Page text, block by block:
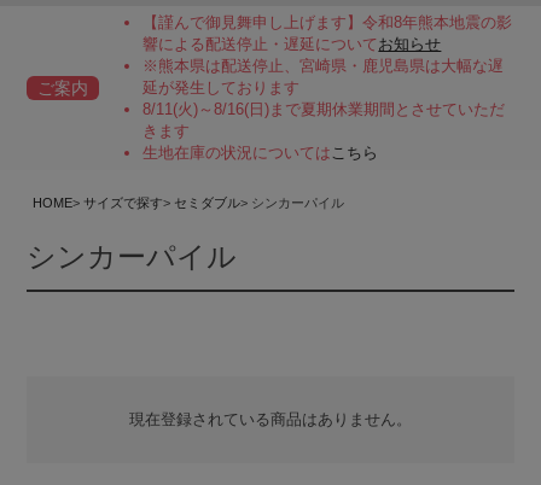
ご案内
【謹んで御見舞申し上げます】令和8年熊本地震の影
響による配送停止・遅延についてお知らせ
※熊本県は配送停止、宮崎県・鹿児島県は大幅な遅
延が発生しております
8/11(火)～8/16(日)まで夏期休業期間とさせていただ
きます
生地在庫の状況についてはこちら
HOME サイズで探す セミダブル シンカーパイル
シンカーパイル
現在登録されている商品はありません。